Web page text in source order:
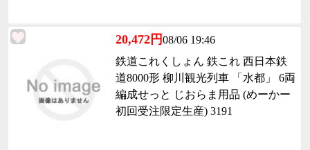
20,472円08/06 19:46
鉄道これくしょん 鉄これ 西日本鉄
道8000形 柳川観光列車 「水都」 6両
編成せっと じおらま用品 (めーかー
初回受注限定生産) 3191